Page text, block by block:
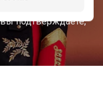
подтверждаете,